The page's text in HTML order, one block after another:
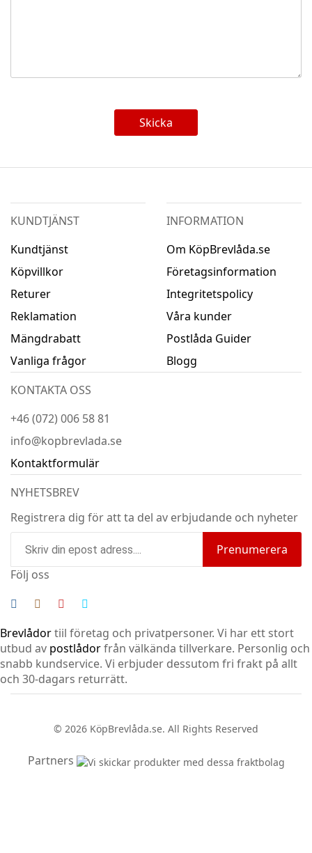
Skicka
KUNDTJÄNST
Kundtjänst
Köpvillkor
Returer
Reklamation
Mängdrabatt
Vanliga frågor
INFORMATION
Om KöpBrevlåda.se
Företagsinformation
Integritetspolicy
Våra kunder
Postlåda Guider
Blogg
KONTAKTA OSS
+46 (072) 006 58 81
info@kopbrevlada.se
Kontaktformulär
NYHETSBREV
Registrera dig för att ta del av erbjudande och nyheter
Prenumerera
Följ oss
Brevlådortiil företag och privatpersoner. Vi har ett stort
utbud av postlådorfrån välkända tillverkare. Personlig och
snabb kundservice. Vi erbjuder dessutom fri frakt på allt
och 30-dagars returrätt.
© 2026 KöpBrevlåda.se. All Rights Reserved
Partners